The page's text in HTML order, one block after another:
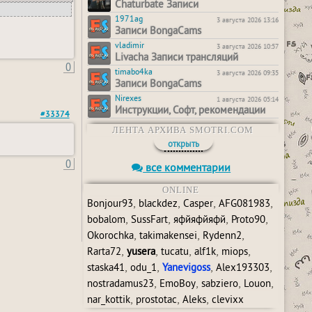
0
#33374
0
Chaturbate Записи
1971ag 3 августа 2026 13:16
Записи BongaCams
vladimir 3 августа 2026 10:57
Livacha Записи трансляций
timabo4ka 3 августа 2026 09:35
Записи BongaCams
Nirexes 1 августа 2026 05:14
Инструкции, Софт, рекомендации
ЛЕНТА АРХИВА SMOTRI.COM
открыть
все комментарии
ONLINE
Bonjour93, blackdez, Casper, AFG081983,
bobalom, SussFart, яфйяфйяфй, Proto90,
Okorochka, takimakensei, Rydenn2,
Rarta72, yusera, tucatu, alf1k, miops,
staska41, odu_1, Yanevigoss, Alex193303,
nostradamus23, EmoBoy, sabziero, Louon,
nar_kottik, prostotac, Aleks, clevixx